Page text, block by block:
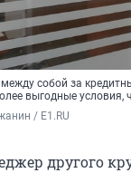
собой за
выгодные условия,
/ E1.RU
другого